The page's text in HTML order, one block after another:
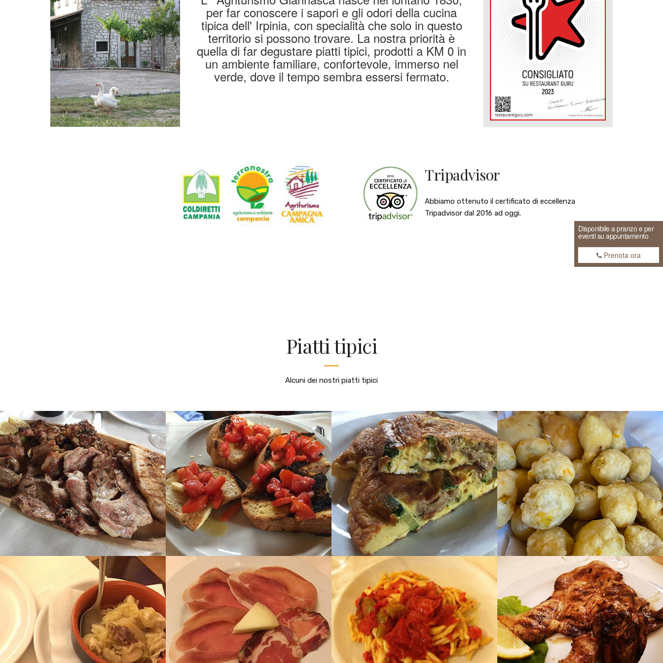
Disponibile a pranzo e per
eventi su appuntamento
Prenota ora
per far conoscere i sapori e gli odori della cucina
tipica dell' Irpinia, con specialità che solo in questo
territorio si possono trovare. La nostra priorità è
quella di far degustare piatti tipici, prodotti a KM 0 in
un ambiente familiare, confortevole, immerso nel
verde, dove il tempo sembra essersi fermato.
Tripadvisor
Abbiamo ottenuto il certificato di eccellenza
Tripadvisor dal 2016 ad oggi.
Piatti tipici
Alcuni dei nostri piatti tipici